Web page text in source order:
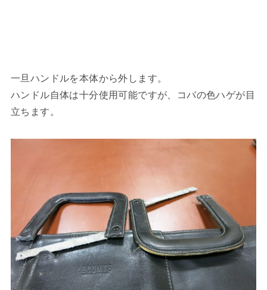
一旦ハンドルを本体から外します。
ハンドル自体は十分使用可能ですが、コバの色ハゲが目
立ちます。